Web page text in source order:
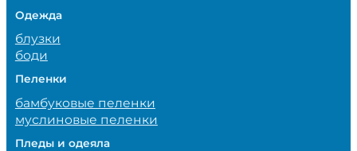
Одежда
блузки
боди
Пеленки
бамбуковые пеленки
муслиновые пеленки
Пледы и одеяла